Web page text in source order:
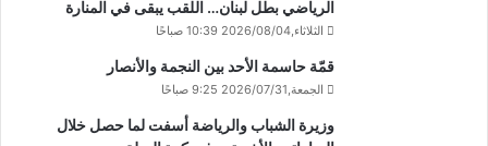
الرياضي بطل لبنان… اللقب يبقى في المنارة
الثلاثاء,2026/08/04 10:39 صباحًا
قمّة حاسمة الأحد بين النجمة والأنصار
الجمعة,2026/07/31 9:25 صباحًا
وزيرة الشباب والرياضة أسفت لما حصل خلال